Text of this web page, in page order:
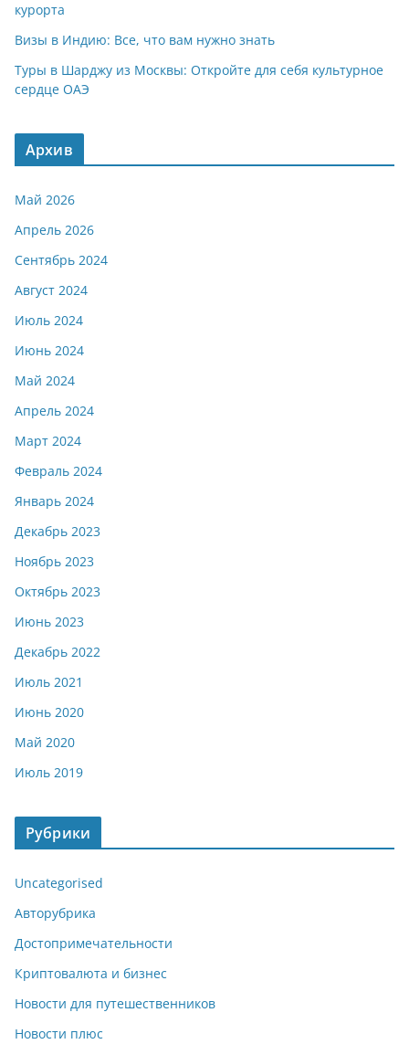
курорта
Визы в Индию: Все, что вам нужно знать
Туры в Шарджу из Москвы: Откройте для себя культурное
сердце ОАЭ
Архив
Май 2026
Апрель 2026
Сентябрь 2024
Август 2024
Июль 2024
Июнь 2024
Май 2024
Апрель 2024
Март 2024
Февраль 2024
Январь 2024
Декабрь 2023
Ноябрь 2023
Октябрь 2023
Июнь 2023
Декабрь 2022
Июль 2021
Июнь 2020
Май 2020
Июль 2019
Рубрики
Uncategorised
Авторубрика
Достопримечательности
Криптовалюта и бизнес
Новости для путешественников
Новости плюс